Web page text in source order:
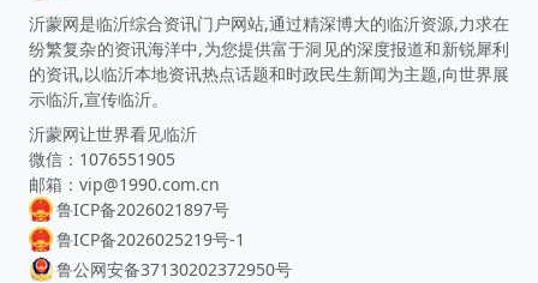
沂蒙网是临沂综合资讯门户网站,通过精深博大的临沂资源,力求在
纷繁复杂的资讯海洋中,为您提供富于洞见的深度报道和新锐犀利
的资讯,以临沂本地资讯热点话题和时政民生新闻为主题,向世界展
示临沂,宣传临沂。
沂蒙网让世界看见临沂
微信：1076551905
邮箱：vip@1990.com.cn
鲁ICP备2026021897号
鲁ICP备2026025219号-1
鲁公网安备37130202372950号